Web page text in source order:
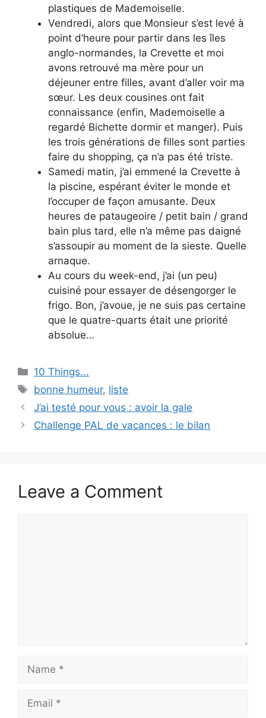
plastiques de Mademoiselle.
Vendredi, alors que Monsieur s’est levé à
point d’heure pour partir dans les îles
anglo-normandes, la Crevette et moi
avons retrouvé ma mère pour un
déjeuner entre filles, avant d’aller voir ma
sœur. Les deux cousines ont fait
connaissance (enfin, Mademoiselle a
regardé Bichette dormir et manger). Puis
les trois générations de filles sont parties
faire du shopping, ça n’a pas été triste.
Samedi matin, j’ai emmené la Crevette à
la piscine, espérant éviter le monde et
l’occuper de façon amusante. Deux
heures de pataugeoire / petit bain / grand
bain plus tard, elle n’a même pas daigné
s’assoupir au moment de la sieste. Quelle
arnaque.
Au cours du week-end, j’ai (un peu)
cuisiné pour essayer de désengorger le
frigo. Bon, j’avoue, je ne suis pas certaine
que le quatre-quarts était une priorité
absolue…
Categories
10 Things...
Tags
bonne humeur, liste
J’ai testé pour vous : avoir la gale
Challenge PAL de vacances : le bilan
Leave a Comment